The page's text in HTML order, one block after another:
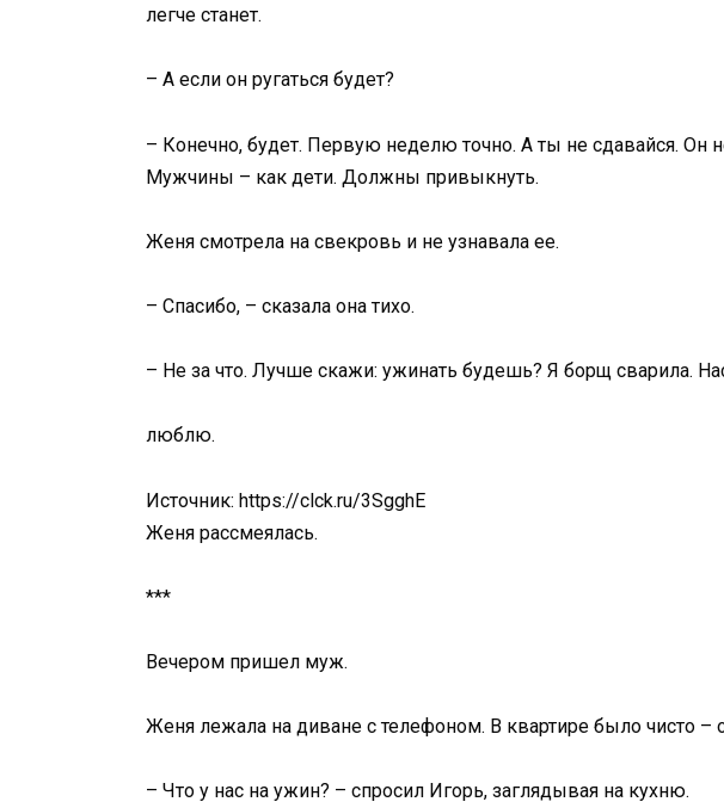
легче станет.
– А если он ругаться будет?
– Конечно, будет. Первую неделю точно. А ты не сдавайся. Он
Мужчины – как дети. Должны привыкнуть.
Женя смотрела на свекровь и не узнавала ее.
– Спасибо, – сказала она тихо.
– Не за что. Лучше скажи: ужинать будешь? Я борщ сварила.
люблю.
Источник: https://clck.ru/3SgghE
Женя рассмеялась.
***
Вечером пришел муж.
Женя лежала на диване с телефоном. В квартире было чисто
– Что у нас на ужин? – спросил Игорь, заглядывая на кухню.